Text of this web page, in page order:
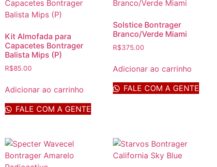
Kit Almofada para
Capacetes Bontrager
Balista Mips (P)
R$85.00
Adicionar ao carrinho
FALE COM A GENTE
Solstice Bontrager
Branco/Verde Miami
R$375.00
Adicionar ao carrinho
FALE COM A GENTE